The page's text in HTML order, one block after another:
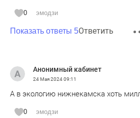
0 эмодзи
Показать ответы 5Ответить
Анонимный кабинет
24 Мая 202409:11
А в экологию нижнекамска хоть
0 эмодзи